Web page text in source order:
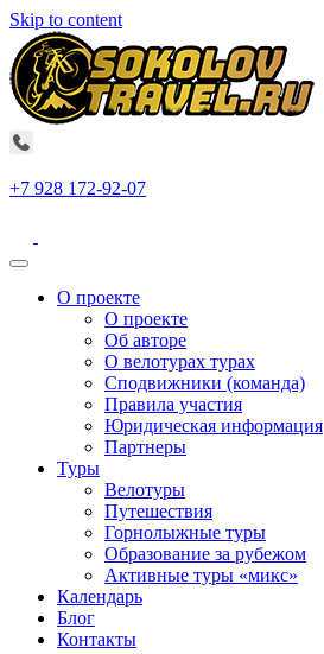
Skip to content
+7 928 172-92-07
О проекте
О проекте
Об авторе
О велотурах турах
Сподвижники (команда)
Правила участия
Юридическая информация
Партнеры
Туры
Велотуры
Путешествия
Горнолыжные туры
Образование за рубежом
Активные туры «микс»
Календарь
Блог
Контакты